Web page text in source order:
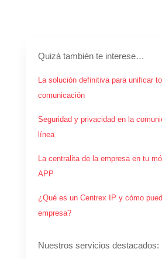
Quizá también te interese…
La solución definitiva para unificar
comunicación
Seguridad y privacidad en la
línea
La centralita de la empresa en tu
APP
¿Qué es un Centrex IP y cómo
empresa?
Nuestros servicios destacados: